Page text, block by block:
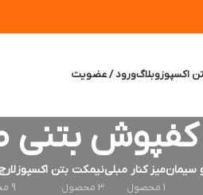
اکسپوزوبلاگورود / عضویت
کفپوش
سیمانمیز کنار مبلی
1 محصول
نیمکت بتن اکسپوز
3 محصول 9 محصول